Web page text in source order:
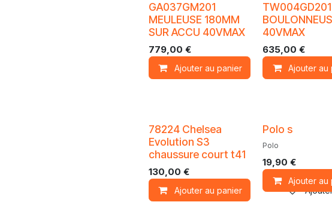
GA037GM201
MEULEUSE 180MM
SUR ACCU 40VMAX
779,00 €
Ajouter au panier
TW004GD201
40VMAX
635,00 €
Ajouter au
Promo
78224 Chelsea
Evolution S3
chaussure court t41
130,00 €
Ajouter au panier
Polo s
Polo
19,90 €
Ajouter au